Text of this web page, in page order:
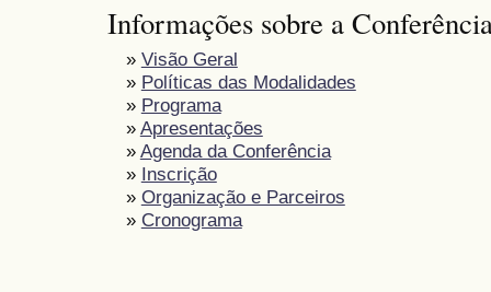
Informações sobre a
» Visão Geral
» Políticas das Modalidades
» Programa
» Apresentações
» Agenda da Conferência
» Inscrição
» Organização e Parceiros
» Cronograma